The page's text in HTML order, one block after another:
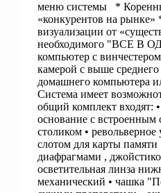
меню системы *
«конкурентов на
визуализации от
необходимого "ВСЕ В
компьютер с
камерой с выше
домашнего компьютера
Система имеет
общий комплект входят:
основание с встроенным
столиком •
слотом для карты
диафрагмами ,
осветительная линза
механический • чашка